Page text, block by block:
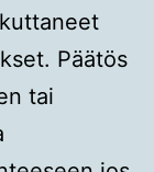
Päätös
tai